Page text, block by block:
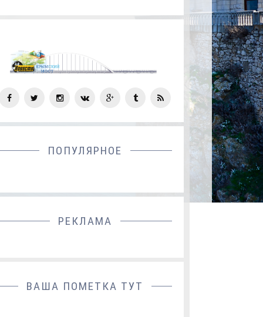
СОЦ
СЕТИ
ПОПУЛЯРНОЕ
РЕКЛАМА
ВАША ПОМЕТКА ТУТ